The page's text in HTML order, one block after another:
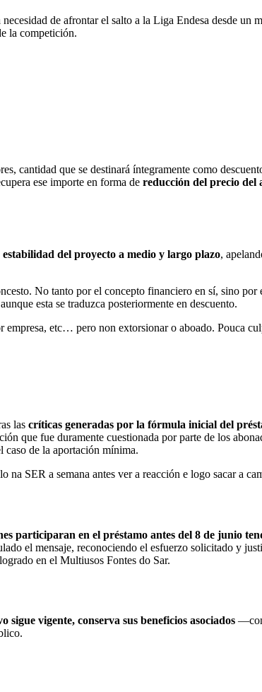
de afrontar el salto a la Liga Endesa desde un
la competición.
cantidad que se destinará íntegramente como
ese importe en forma de reducción del precio del
del proyecto a medio y largo plazo,
No tanto por el concepto financiero en sí, sino
esta se traduzca posteriormente en descuento.
etc… pero non extorsionar o aboado. Pouca
las críticas generadas por la fórmula inicial del
que fue duramente cuestionada por parte de los
caso de la aportación mínima.
SER a semana antes ver a reacción e logo sacar a
participaran en el préstamo antes del 8 de junio
el mensaje, reconociendo el esfuerzo solicitado y
en el Multiusos Fontes do Sar.
sigue vigente, conserva sus beneficios asociados